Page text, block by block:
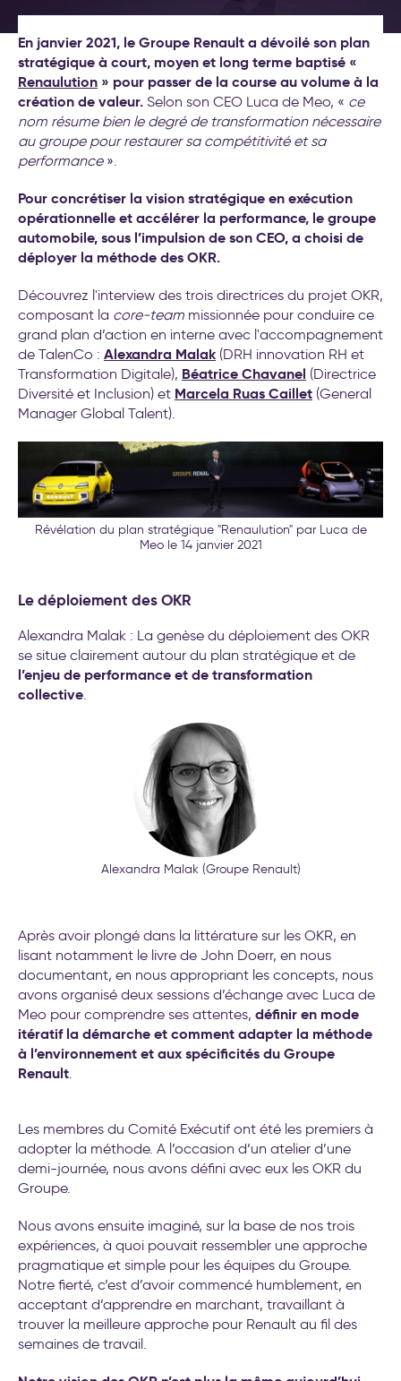
Test déploiement stratégique
: votre méthode de pilotage
est-elle vraiment efficace ?
Séminaire d′engagement
stratégique
nouveau management
Conseil et accompagnement
aux nouveaux modes de
travail
Formations aux nouveaux
modes de travail
Cockpit IA® : la méthode pour
déployer l'IA au service de
votre stratégie d’entreprise
Formations intelligence
artificielle générative
20 exemples
d’accompagnement IA pour la
transformation de l’entreprise
Nos labos
Contact
En janvier 2021, le Groupe Renault a dévoilé son plan
stratégique à court, moyen et long terme baptisé «
Renaulution » pour passer de la course au volume à la
création de valeur. Selon son CEO Luca de Meo, « ce
nom résume bien le degré de transformation nécessaire
au groupe pour restaurer sa compétitivité et sa
performance».
Pour concrétiser la vision stratégique en exécution
opérationnelle et accélérer la performance, le groupe
automobile, sous l’impulsion de son CEO, a choisi de
déployer la méthode des OKR.
Découvrez l'interview des trois directrices du projet OKR,
composant la core-team missionnée pour conduire ce
grand plan d’action en interne avec l'accompagnement
de TalenCo : Alexandra Malak (DRH innovation RH et
Transformation Digitale), Béatrice Chavanel (Directrice
Diversité et Inclusion) et Marcela Ruas Caillet (General
Manager Global Talent).
Révélation du plan stratégique "Renaulution" par Luca de
Meo le 14 janvier 2021
Le déploiement des OKR
Alexandra Malak : La genèse du déploiement des OKR
se situe clairement autour du plan stratégique et de
l’enjeu de performance et de transformation
collective.
Alexandra Malak (Groupe Renault)
Après avoir plongé dans la littérature sur les OKR, en
lisant notamment le livre de John Doerr, en nous
documentant, en nous appropriant les concepts, nous
avons organisé deux sessions d’échange avec Luca de
Meo pour comprendre ses attentes, définir en mode
itératif la démarche et comment adapter la méthode
à l’environnement et aux spécificités du Groupe
Renault.
Les membres du Comité Exécutif ont été les premiers à
adopter la méthode. A l’occasion d’un atelier d’une
demi-journée, nous avons défini avec eux les OKR du
Groupe.
Nous avons ensuite imaginé, sur la base de nos trois
expériences, à quoi pouvait ressembler une approche
pragmatique et simple pour les équipes du Groupe.
Notre fierté, c’est d’avoir commencé humblement, en
acceptant d’apprendre en marchant, travaillant à
trouver la meilleure approche pour Renault au fil des
semaines de travail.